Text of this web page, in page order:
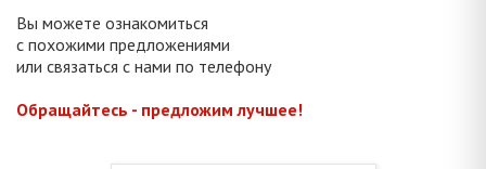
Вы можете ознакомиться
с похожими предложениями
или связаться с нами по телефону
Обращайтесь - предложим лучшее!